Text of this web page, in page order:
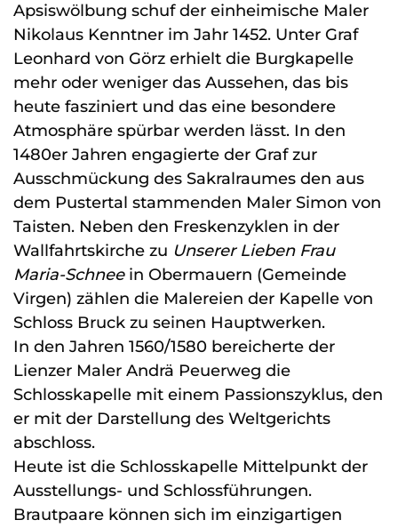
Apsiswölbung schuf der einheimische Maler
Nikolaus Kenntner im Jahr 1452. Unter Graf
Leonhard von Görz erhielt die Burgkapelle
mehr oder weniger das Aussehen, das bis
heute fasziniert und das eine besondere
Atmosphäre spürbar werden lässt. In den
1480er Jahren engagierte der Graf zur
Ausschmückung des Sakralraumes den aus
dem Pustertal stammenden Maler Simon von
Taisten. Neben den Freskenzyklen in der
Wallfahrtskirche zu Unserer Lieben Frau
Maria-Schnee in Obermauern (Gemeinde
Virgen) zählen die Malereien der Kapelle von
Schloss Bruck zu seinen Hauptwerken.
In den Jahren 1560/1580 bereicherte der
Lienzer Maler Andrä Peuerweg die
Schlosskapelle mit einem Passionszyklus, den
er mit der Darstellung des Weltgerichts
abschloss.
Heute ist die Schlosskapelle Mittelpunkt der
Ausstellungs- und Schlossführungen.
Brautpaare können sich im einzigartigen